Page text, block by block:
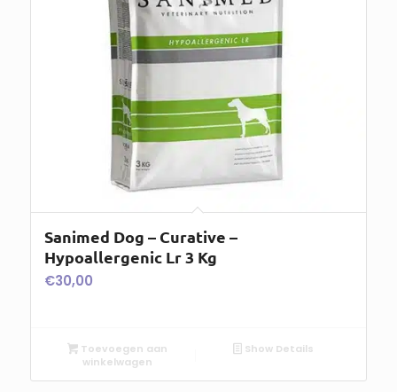
Sanimed Dog – Curative –
Hypoallergenic Lr 3 Kg
€30,00
Toevoegen aan
winkelwagen
Show Details